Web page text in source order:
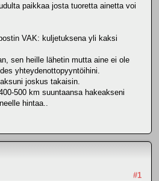
paikkaa josta tuoretta ainetta voi
VAK: kuljetuksena yli kaksi
sen heille lähetin mutta aine ei ole
yhteydenottopyyntöihini.
joskus takaisin.
500 km suuntaansa hakeakseni
hintaa..
#1